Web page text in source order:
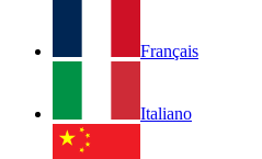
Français
Italiano